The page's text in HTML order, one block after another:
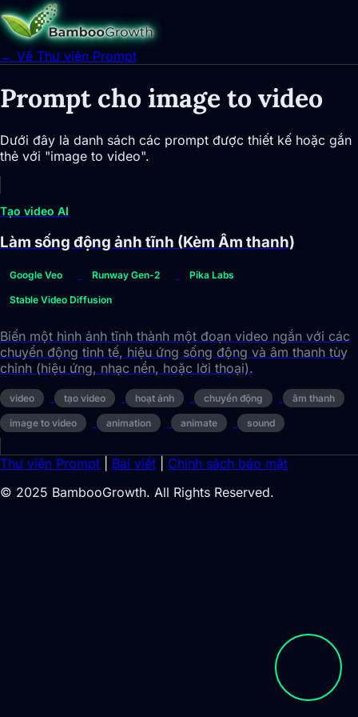
← Về Thư viện Prompt
Prompt cho image to video
Dưới đây là danh sách các prompt được thiết kế hoặc gắn
thẻ với "image to video".
Tạo video AI
Làm sống động ảnh tĩnh (Kèm Âm thanh)
Google Veo Runway Gen-2 Pika Labs
Stable Video Diffusion
Biến một hình ảnh tĩnh thành một đoạn video ngắn với các
chuyển động tinh tế, hiệu ứng sống động và âm thanh tùy
chỉnh (hiệu ứng, nhạc nền, hoặc lời thoại).
video tạo video hoạt ảnh chuyển động âm thanh
image to video animation animate sound
Thư viện Prompt Bài viết
Chính sách bảo mật
© 2025 BambooGrowth. All Rights Reserved.